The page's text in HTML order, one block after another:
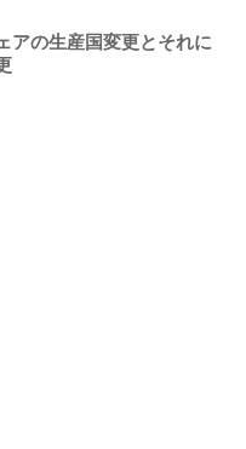
アの生産国変更とそれに